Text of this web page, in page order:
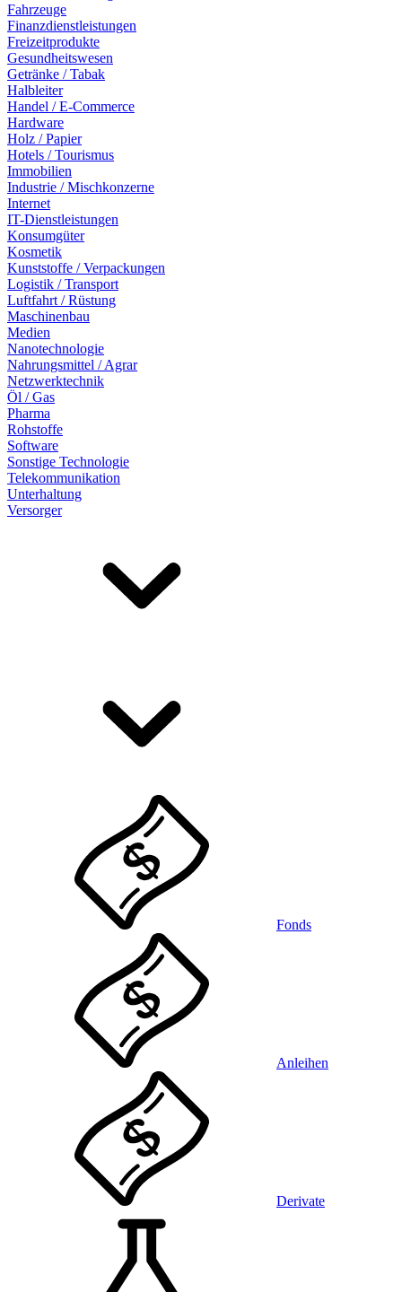
Fahrzeuge
Finanzdienstleistungen
Freizeitprodukte
Gesundheitswesen
Getränke / Tabak
Halbleiter
Handel / E-Commerce
Hardware
Holz / Papier
Hotels / Tourismus
Immobilien
Industrie / Mischkonzerne
Internet
IT-Dienstleistungen
Konsumgüter
Kosmetik
Kunststoffe / Verpackungen
Logistik / Transport
Luftfahrt / Rüstung
Maschinenbau
Medien
Nanotechnologie
Nahrungsmittel / Agrar
Netzwerktechnik
Öl / Gas
Pharma
Rohstoffe
Software
Sonstige Technologie
Telekommunikation
Unterhaltung
Versorger
Fonds
Anleihen
Derivate